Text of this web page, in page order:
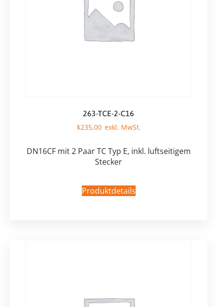
263-TCE-2-C16
$235,00
DN16CF mit 2 Paar TC Typ E, inkl. luftseitigem
Stecker
Produktdetails